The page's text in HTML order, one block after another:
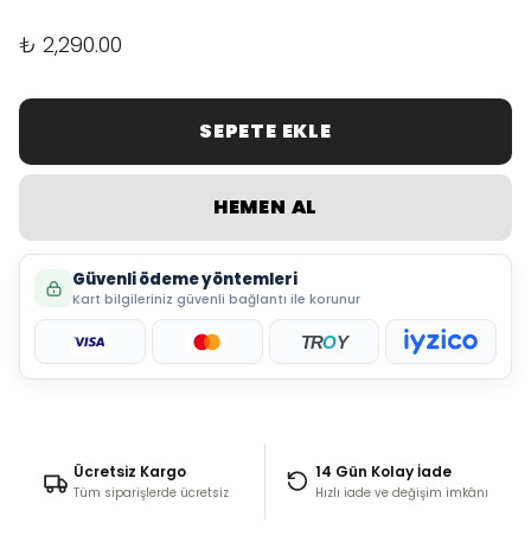
₺ 2,290.00
SEPETE EKLE
HEMEN AL
Güvenli ödeme yöntemleri
Kart bilgileriniz güvenli bağlantı ile korunur
TROY
Ücretsiz Kargo
Tüm siparişlerde ücretsiz
14 Gün Kolay İade
Hızlı iade ve değişim imkânı